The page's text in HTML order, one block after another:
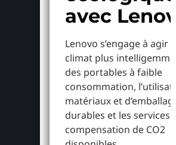
avec
Lenovo s’engage à agir
climat plus
des portables à faible
consommation,
matériaux et
durables et les services
compensation de CO2